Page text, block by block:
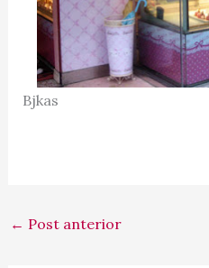
Bjkas
← Post anterior